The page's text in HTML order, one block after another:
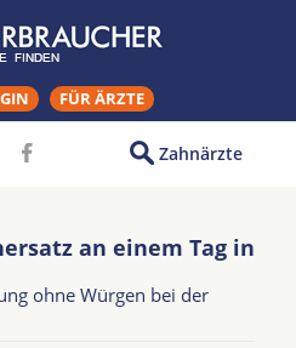
FÜR ÄRZTE
Zahnärzte
an einem Tag in
ohne Würgen bei der